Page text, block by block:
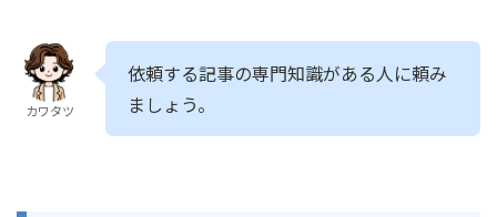
カワタツ
依頼する記事の専門知識がある人に頼み
ましょう。